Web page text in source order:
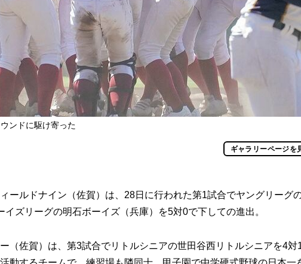
ンドに駆け寄った
ギャラリーページを
ールドナイン（佐賀）は、28日に行われた第1試合でヤングリーグ
ズリーグの明石ボーイズ（兵庫）を5対0で下しての進出。
（佐賀）は、第3試合でリトルシニアの世田谷西リトルシニアを4対